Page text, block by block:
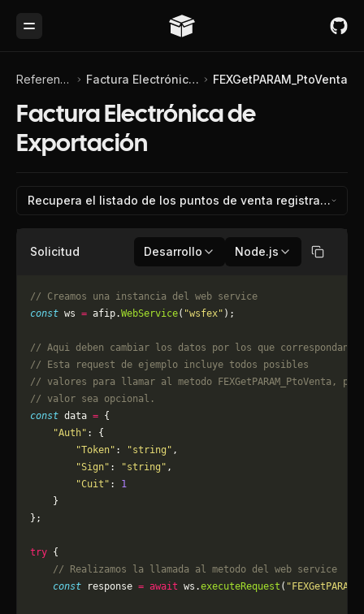
Toggle Menu
Referencia de API Factura Electrónica de Exportación FEXGetPARAM_PtoVenta
Factura Electrónica de
Exportación
Recupera el listado de los puntos de venta registrados
Solicitud Desarrollo Node.js Copiar
// Creamos una instancia del web service
const ws = afip.WebService( "wsfex" );
// Aqui deben cambiar los datos por los que correspondan.
// Esta request de ejemplo incluye todos posibles
// valores para llamar al metodo FEXGetPARAM_PtoVenta,
// valor sea opcional.
const data = {
    "Auth"
: {
        "Token"
: "string" ,
        "Sign"
: "string" ,
        "Cuit"
: 1
    }
};
try {
    // Realizamos la llamada al metodo del web service
    const
response = await ws.executeRequest (